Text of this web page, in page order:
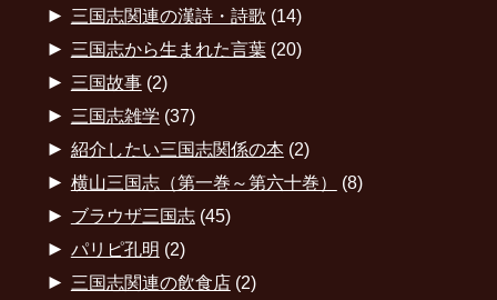
► 三国志関連の漢詩・詩歌 (14)
► 三国志から生まれた言葉(20)
► 三国故事(2)
► 三国志雑学 (37)
► 紹介したい三国志関係の本(2)
► 横山三国志（第一巻～第六十巻） (8)
► ブラウザ三国志(45)
► パリピ孔明 (2)
► 三国志関連の飲食店(2)